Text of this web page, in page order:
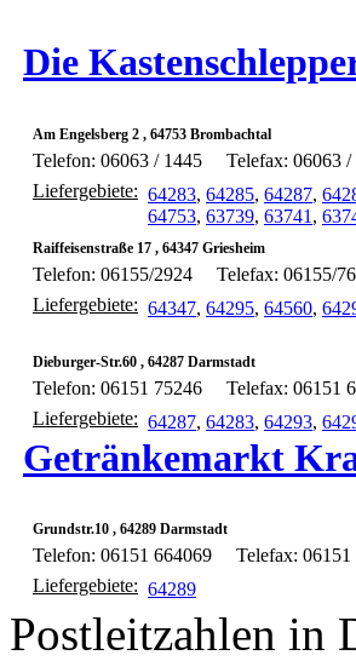
Die
Am Engelsberg 2 , 64753 Brombachtal
Telefon: 06063 / 1445
Telefax: 06063 /
Liefergebiete: 64283, 64285, 64287,
64753, 63739, 63741 ,
Raiffeisenstraße 17 , 64347 Griesheim
Telefon: 06155/2924
Telefax: 06155/
Liefergebiete: 64347, 64295, 64560,
Dieburger-Str.60 , 64287 Darmstadt
Telefon: 06151 75246
Telefax: 06151
Liefergebiete: 64287, 64283, 64293,
Getränkemarkt
Grundstr.10 , 64289 Darmstadt
Telefon: 06151 664069
Telefax: 06151
Liefergebiete: 64289
Postleitzahlen in